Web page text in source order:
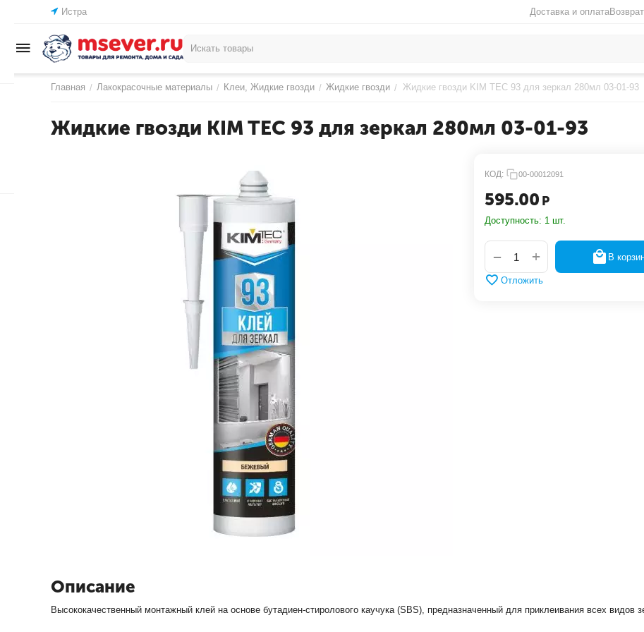
Истра Доставка и оплатаВозврат
Главная / Лакокрасочные материалы / Клеи, Жидкие гвозди / Жидкие гвозди / Жидкие гвозди KIM TEC 93 для зеркал 280мл 03-01-93
Жидкие гвозди KIM TEC 93 для зеркал 280мл 03-01-93
КОД: 00-00012091
595.00 Р
Доступность: 1 шт.
+
− В
Отложить
Описание
Высококачественный монтажный клей на основе бутадиен-стиролового каучука (SBS), предназначенный для приклеивания всех видов